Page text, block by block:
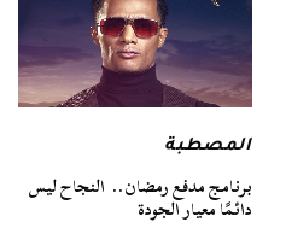
المصطبة
برنامج مدفع رمضان.. النجاح ليس
دائمًا معيار الجودة